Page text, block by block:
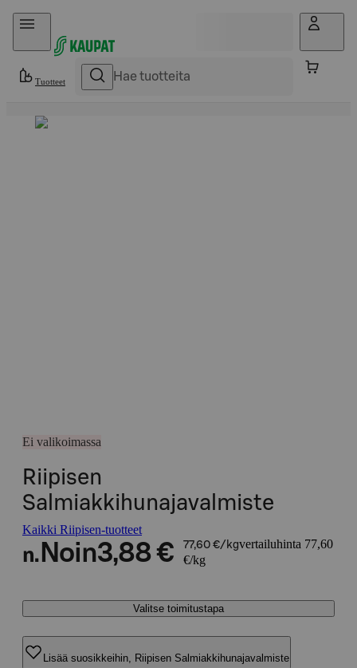
Hyppää sisältöön
Tuotteet
Ei valikoimassa
Riipisen
Salmiakkihunajavalmiste
Kaikki Riipisen-tuotteet
n. Noin3,88 € 77,60 €/kgvertailuhinta 77,60
€/kg
Valitse toimitustapa
Lisää suosikkeihin, Riipisen Salmiakkihunajavalmiste